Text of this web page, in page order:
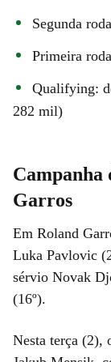
Segunda
Primeira
Qualifying:
282 mil)
Campanha
Garros
Em Roland
Luka Pavlovic
sérvio Novak
(16º).
Nesta terça (2),